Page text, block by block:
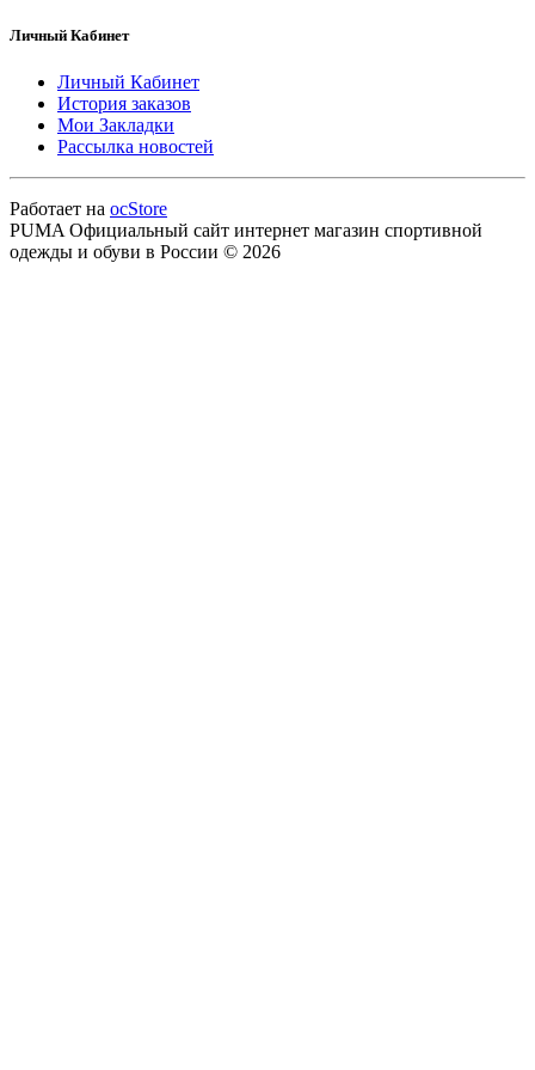
Личный Кабинет
Личный Кабинет
История заказов
Мои Закладки
Рассылка новостей
Работает на ocStore
PUMA Официальный сайт интернет магазин спортивной
одежды и обуви в России © 2026